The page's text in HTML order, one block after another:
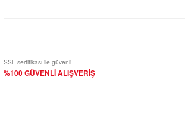
SSL sertifikası ile güvenli
%100 GÜVENLİ ALIŞVERİŞ